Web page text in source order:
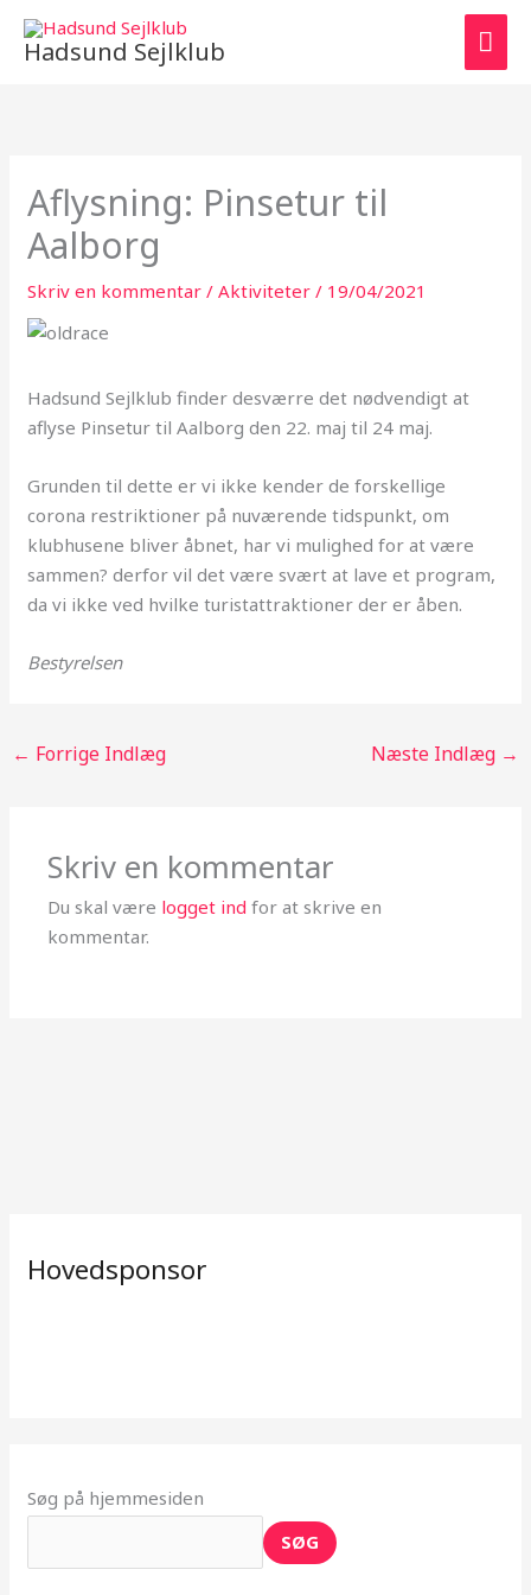
Hadsund Sejlklub
Aflysning: Pinsetur til
Aalborg
Skriv en kommentar /Aktiviteter / 19/04/2021
Hadsund Sejlklub finder desværre det nødvendigt at
aflyse Pinsetur til Aalborg den 22. maj til 24 maj.
Grunden til dette er vi ikke kender de forskellige
corona restriktioner på nuværende tidspunkt, om
klubhusene bliver åbnet, har vi mulighed for at være
sammen? derfor vil det være svært at lave et program,
da vi ikke ved hvilke turistattraktioner der er åben.
Bestyrelsen
← Forrige Indlæg Næste Indlæg →
Skriv en kommentar
Du skal være logget ind for at skrive en
kommentar.
Hovedsponsor
Søg på hjemmesiden
SØG